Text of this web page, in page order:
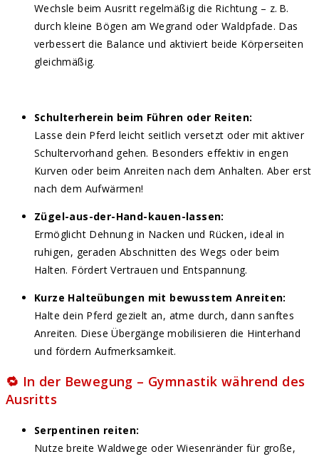
Wechsle beim Ausritt regelmäßig die Richtung – z. B.
durch kleine Bögen am Wegrand oder Waldpfade. Das
verbessert die Balance und aktiviert beide Körperseiten
gleichmäßig.
Schulterherein beim Führen oder Reiten:
Lasse dein Pferd leicht seitlich versetzt oder mit aktiver
Schultervorhand gehen. Besonders effektiv in engen
Kurven oder beim Anreiten nach dem Anhalten. Aber erst
nach dem Aufwärmen!
Zügel-aus-der-Hand-kauen-lassen:
Ermöglicht Dehnung in Nacken und Rücken, ideal in
ruhigen, geraden Abschnitten des Wegs oder beim
Halten. Fördert Vertrauen und Entspannung.
Kurze Halteübungen mit bewusstem Anreiten:
Halte dein Pferd gezielt an, atme durch, dann sanftes
Anreiten. Diese Übergänge mobilisieren die Hinterhand
und fördern Aufmerksamkeit.
🔁 In der Bewegung – Gymnastik während des
Ausritts
Serpentinen reiten:
Nutze breite Waldwege oder Wiesenränder für große,